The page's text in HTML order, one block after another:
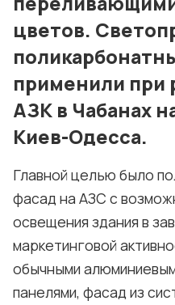
Политика
цветов.
применили при
АЗК в Чабанах
Киев-Одесса.
Главной целью было
фасад на АЗС с
освещения здания в
маркетинговой
обычными
панелями, фасад из